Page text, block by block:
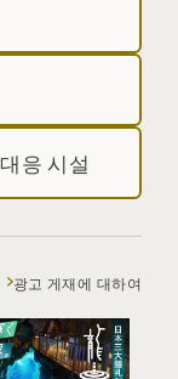
응 시설
광고 게재에 대하여